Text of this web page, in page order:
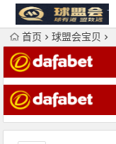
首页 球盟会宝贝